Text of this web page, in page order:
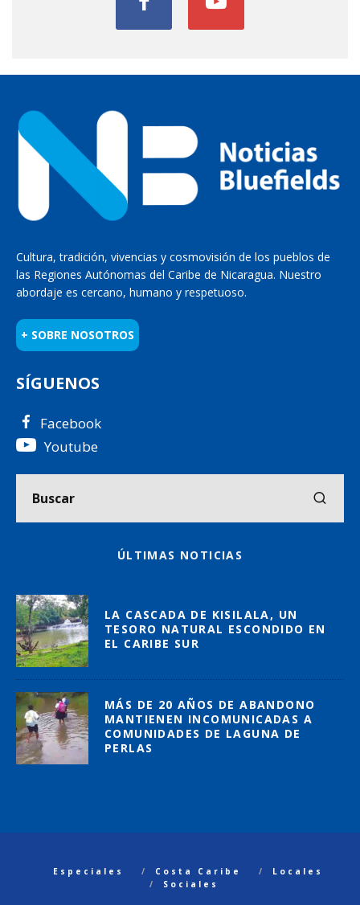
Cultura, tradición, vivencias y cosmovisión de los pueblos de
las Regiones Autónomas del Caribe de Nicaragua. Nuestro
abordaje es cercano, humano y respetuoso.
+ SOBRE NOSOTROS
SÍGUENOS
Facebook
Youtube
ÚLTIMAS NOTICIAS
LA CASCADA DE KISILALA, UN
TESORO NATURAL ESCONDIDO EN
EL CARIBE SUR
MÁS DE 20 AÑOS DE ABANDONO
MANTIENEN INCOMUNICADAS A
COMUNIDADES DE LAGUNA DE
PERLAS
Especiales Costa Caribe
Locales
Sociales